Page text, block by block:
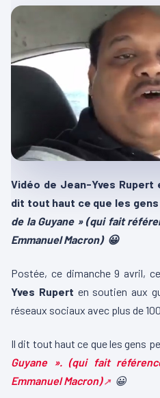
Vidéo de Jean-Yves Rupert
dit tout haut ce que les
de la Guyane » (qui fait
Emmanuel Macron) 😀
Postée, ce dimanche 9 avril,
Yves Rupert en soutien aux
réseaux sociaux avec plus de
Il dit tout haut ce que les gens
Guyane ». (qui fait
Emmanuel Macron)
😀